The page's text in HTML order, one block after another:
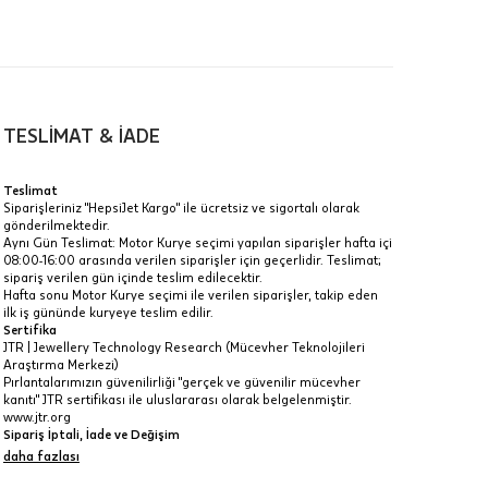
ancak
Taksit Toplamı
114.055 ₺
114.055 ₺
TESLİMAT & İADE
Teslimat
Siparişleriniz "HepsiJet Kargo" ile ücretsiz ve sigortalı olarak
gönderilmektedir.
Aynı Gün Teslimat: Motor Kurye seçimi yapılan siparişler hafta içi
08:00-16:00 arasında verilen siparişler için geçerlidir. Teslimat;
sipariş verilen gün içinde teslim edilecektir.
Hafta sonu Motor Kurye seçimi ile verilen siparişler, takip eden
ilk iş gününde kuryeye teslim edilir.
Sertifika
JTR | Jewellery Technology Research (Mücevher Teknolojileri
Araştırma Merkezi)
Pırlantalarımızın güvenilirliği "gerçek ve güvenilir mücevher
kanıtı" JTR sertifikası ile uluslararası olarak belgelenmiştir.
www.jtr.org
Sipariş İptali, İade ve Değişim
İptal: Kargoya verilmeyen veya faturası oluşmayan siparişlerinizi
daha fazlası